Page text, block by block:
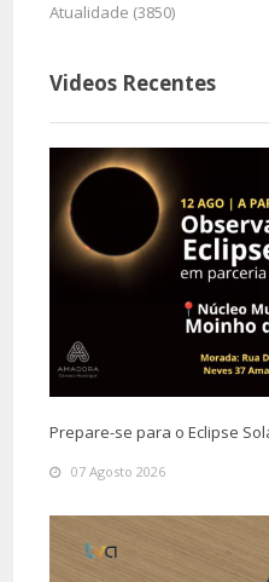
Atualidade (3850)
Videos Recentes
Prepare-se para o Eclipse
07 Agosto 2026